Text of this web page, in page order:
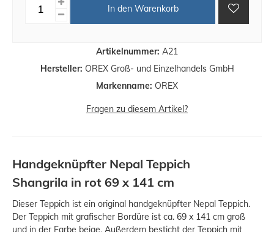
Artikelnummer: A21
Hersteller: OREX Groß- und Einzelhandels GmbH
Markenname: OREX
In den Warenkorb
Fragen zu diesem Artikel?
Handgeknüpfter Nepal Teppich
Shangrila in rot 69 x 141 cm
Dieser Teppich ist ein original handgeknüpfter Nepal Teppich.
Der Teppich mit grafischer Bordüre ist ca. 69 x 141 cm groß
und in der Farbe beige. Außerdem besticht der Teppich mit